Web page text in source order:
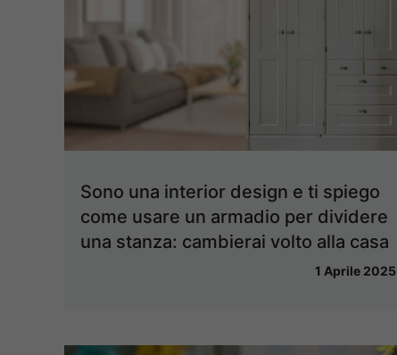
Sono una interior design e ti spiego
come usare un armadio per dividere
una stanza: cambierai volto alla casa
1 Aprile 2025